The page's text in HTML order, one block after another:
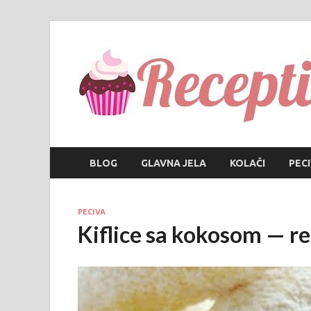
BLOG GLAVNA JELA KOLAČI
PECIVA
Kiflice sa kokosom —